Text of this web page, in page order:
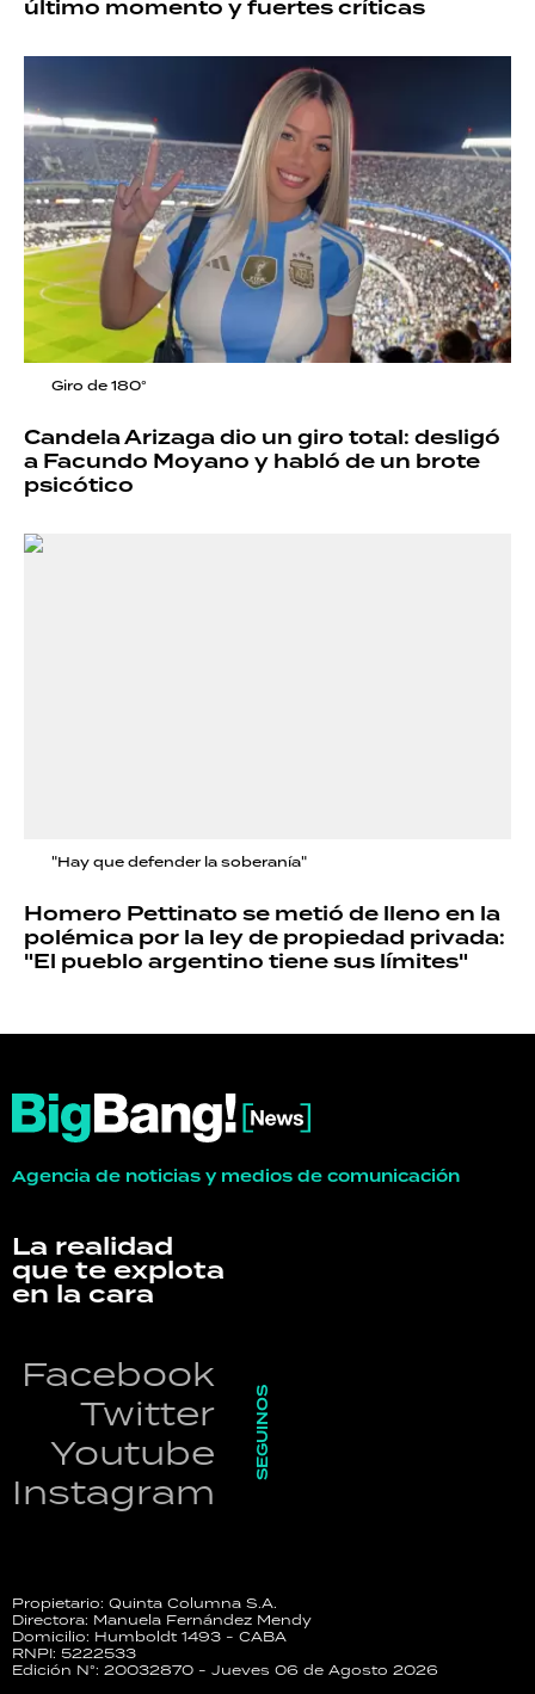
último momento y fuertes críticas
Giro de 180°
Candela Arizaga dio un giro total: desligó
a Facundo Moyano y habló de un brote
psicótico
"Hay que defender la soberanía"
Homero Pettinato se metió de lleno en la
polémica por la ley de propiedad privada:
"El pueblo argentino tiene sus límites"
Agencia de noticias y medios de comunicación
La realidad
que te explota
en la cara
Facebook
Twitter
Youtube
Instagram
SEGUINOS
Propietario: Quinta Columna S.A.
Directora: Manuela Fernández Mendy
Domicilio: Humboldt 1493 - CABA
RNPI: 5222533
Edición N°: 20032870 - Jueves 06 de Agosto 2026